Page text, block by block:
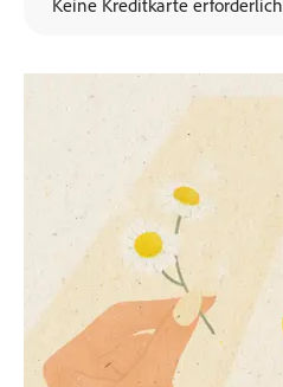
Keine Kreditkarte erforderlich